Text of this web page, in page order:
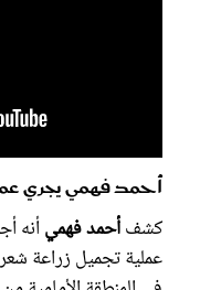
أحمد فهمي يجري
كشفأحمد فهميأنه
عملية تجميل زراعة